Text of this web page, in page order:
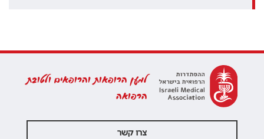
למען הרופאות והרופאים ולטובת
הרפואה
צרו קשר